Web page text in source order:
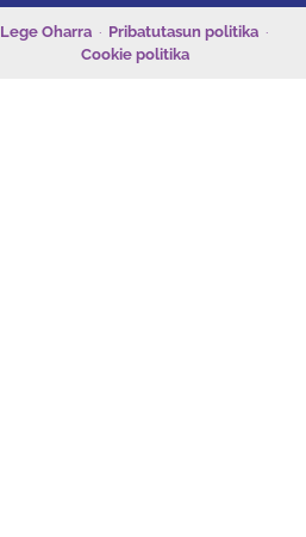
Lege Oharra· Pribatutasun politika·
Cookie politika